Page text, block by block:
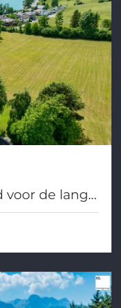
voor de lange
aankoop